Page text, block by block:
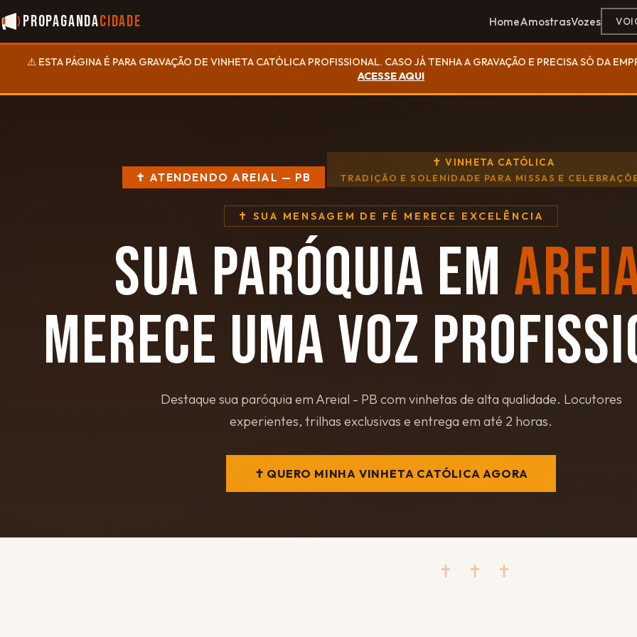
PropagandaCidade HomeAmostrasVozes
⚠️ ESTA PÁGINA É PARA GRAVAÇÃO DE VINHETA CATÓLICA PROFISSIONAL. CASO JÁ TENHA A GRAVAÇÃO E PRECISA SÓ DA
ACESSE AQUI
✝ ATENDENDO AREIAL — PB
✝ VINHETA CATÓLICA
TRADIÇÃO E SOLENIDADE PARA MISSAS E
✝ SUA MENSAGEM DE FÉ MERECE EXCELÊNCIA
SUA PARÓQUIA EM
MERECE UMA VOZ
Destaque sua paróquia em Areial - PB com vinhetas de alta qualidade. Locutores
experientes, trilhas exclusivas e entrega em até 2 horas.
✝ QUERO MINHA VINHETA CATÓLICA AGORA
✝ ✝ ✝